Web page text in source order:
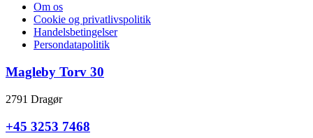
Om os
Cookie og privatlivspolitik
Handelsbetingelser
Persondatapolitik
Magleby Torv 30
2791 Dragør
+45 3253 7468